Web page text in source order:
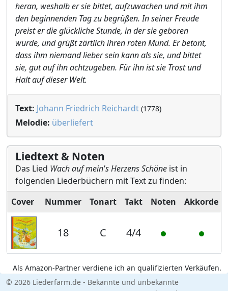
heran, weshalb er sie bittet, aufzuwachen und mit ihm
den beginnenden Tag zu begrüßen. In seiner Freude
preist er die glückliche Stunde, in der sie geboren
wurde, und grüßt zärtlich ihren roten Mund. Er betont,
dass ihm niemand lieber sein kann als sie, und bittet
sie, gut auf ihn achtzugeben. Für ihn ist sie Trost und
Halt auf dieser Welt.
Text: Johann Friedrich Reichardt (1778)
Melodie: überliefert
Liedtext & Noten
Das Lied Wach auf mein's Herzens Schöne ist in
folgenden Liederbüchern mit Text zu finden:
Cover
Nummer Tonart Takt Noten Akkorde
18 C 4/4
Als Amazon-Partner verdiene ich an qualifizierten Verkäufen.
© 2026 Liederfarm.de - Bekannte und unbekannte